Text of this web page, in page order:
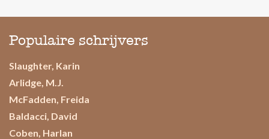
Populaire schrijvers
Slaughter, Karin
Arlidge, M.J.
McFadden, Freida
Baldacci, David
Coben, Harlan